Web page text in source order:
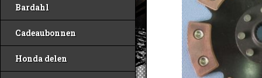
Bardahl
Cadeaubonnen
Honda delen